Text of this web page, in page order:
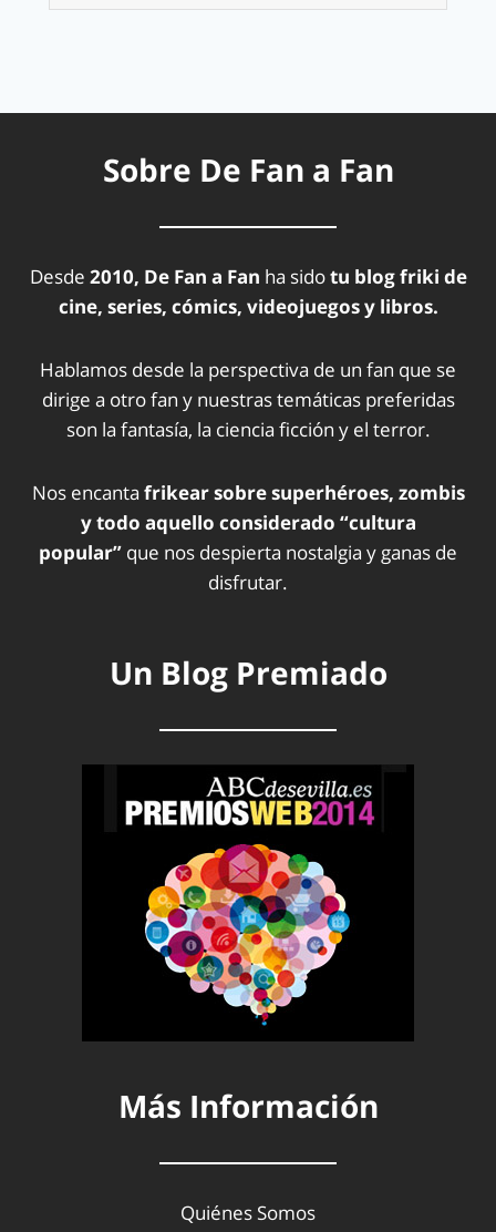
Sobre De Fan a Fan
Desde 2010, De Fan a Fan ha sidotu blog friki de
cine, series, cómics, videojuegos y libros.
Hablamos desde la perspectiva de un fan que se
dirige a otro fan y nuestras temáticas preferidas
son la fantasía, la ciencia ficción y el terror.
Nos encanta frikear sobre superhéroes, zombis
y todo aquello considerado “cultura
popular” que nos despierta nostalgia y ganas de
disfrutar.
Un Blog Premiado
Más Información
Quiénes Somos